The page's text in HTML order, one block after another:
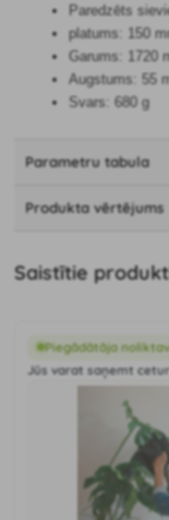
Paredzēts
platums: 150
Garums: 1720
Augstums: 55
Svars: 680 g
Parametru tabula
Produkta vērtējums
Saistītie
Piegādātāja
Jūs varat saņemt